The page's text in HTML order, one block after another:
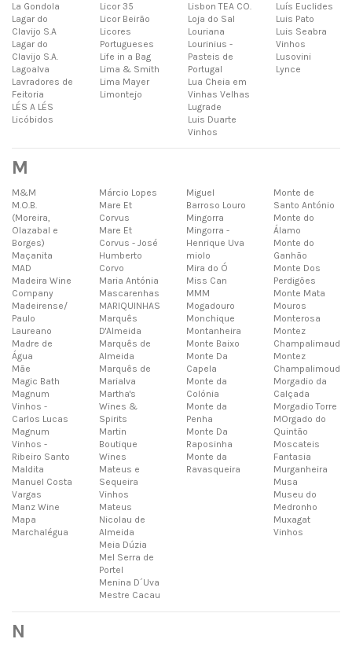
La Gondola
Lagar do
Clavijo S.A
Lagar do
Clavijo S.A.
Lagoalva
Lavradores de
Feitoria
LÉS A LÉS
Licóbidos
Licor 35
Licor Beirão
Licores
Portugueses
Life in a Bag
Lima & Smith
Lima Mayer
Limontejo
Lisbon TEA CO.
Loja do Sal
Louriana
Lourinius -
Pasteis de
Portugal
Lua Cheia em
Vinhas Velhas
Lugrade
Luis Duarte
Vinhos
Luís Euclides
Luis Pato
Luis Seabra
Vinhos
Lusovini
Lynce
M
M&M
M.O.B.
(Moreira,
Olazabal e
Borges)
Maçanita
MAD
Madeira Wine
Company
Madeirense/
Paulo
Laureano
Madre de
Água
Mãe
Magic Bath
Magnum
Vinhos -
Carlos Lucas
Magnum
Vinhos -
Ribeiro Santo
Maldita
Manuel Costa
Vargas
Manz Wine
Mapa
Marchalégua
Márcio Lopes
Mare Et
Corvus
Mare Et
Corvus - José
Humberto
Corvo
Maria Antónia
Mascarenhas
MARIQUINHAS
Marquês
D'Almeida
Marquês de
Almeida
Marquês de
Marialva
Martha's
Wines &
Spirits
Martin
Boutique
Wines
Mateus e
Sequeira
Vinhos
Mateus
Nicolau de
Almeida
Meia Dúzia
Mel Serra de
Portel
Menina D´Uva
Mestre Cacau
Miguel
Barroso Louro
Mingorra
Mingorra -
Henrique Uva
miolo
Mira do Ó
Miss Can
MMM
Mogadouro
Monchique
Montanheira
Monte Baixo
Monte Da
Capela
Monte da
Colónia
Monte da
Penha
Monte Da
Raposinha
Monte da
Ravasqueira
Monte de
Santo António
Monte do
Álamo
Monte do
Ganhão
Monte Dos
Perdigões
Monte Mata
Mouros
Monterosa
Montez
Champalimaud
Montez
Champalimoud
Morgadio da
Calçada
Morgadio Torre
MOrgado do
Quintão
Moscateis
Fantasia
Murganheira
Musa
Museu do
Medronho
Muxagat
Vinhos
N